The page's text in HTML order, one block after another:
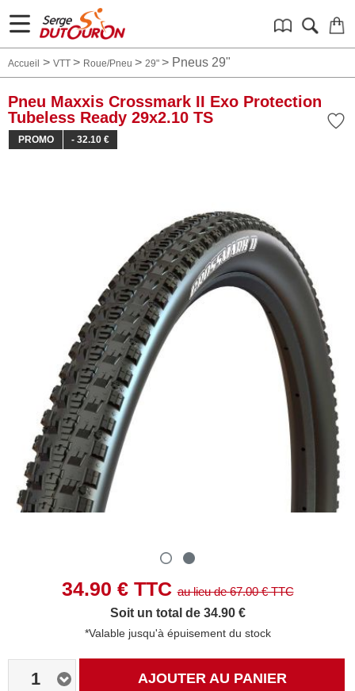
Accueil > VTT > Roue/Pneu > 29" > Pneus 29"
Pneu Maxxis Crossmark II Exo Protection
Tubeless Ready 29x2.10 TS
PROMO - 32.10 €
34.90 € TTCau lieu de67.00€ TTC
Soit un total de 34.90 €
*Valable jusqu'à épuisement du stock
1 AJOUTER AU PANIER